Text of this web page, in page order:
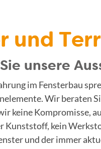
und
unsere
im Fensterbau
Wir beraten
keine Kompromisse,
Kunststoff, kein
und der immer